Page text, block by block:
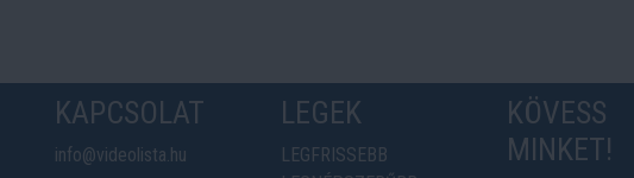
KAPCSOLAT
info@videolista.hu
LEGEK
LEGFRISSEBB
KÖVESS
MINKET!